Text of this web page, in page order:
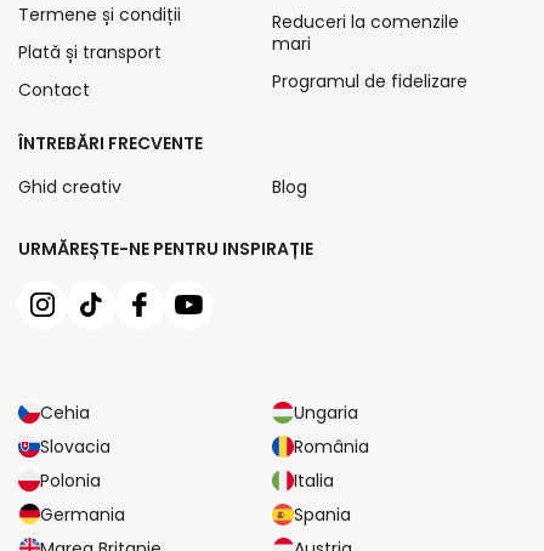
URMĂREȘTE-NE PENTRU INSPIRAȚIE
Cehia
Ungaria
Slovacia
România
Polonia
Italia
Germania
Spania
Termene și condiții
Plată și transport
Contact
Reduceri la comenzile
mari
Programul de fidelizare
ÎNTREBĂRI FRECVENTE
Ghid creativ
Blog